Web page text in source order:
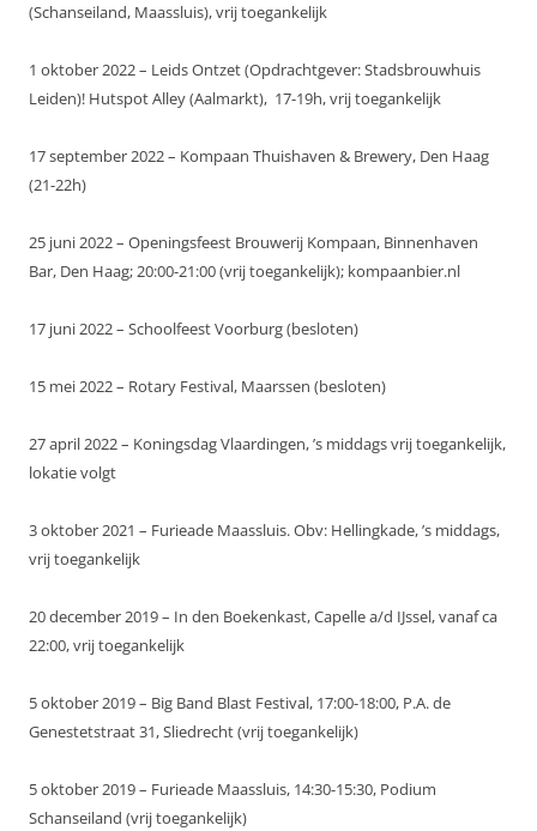
(Schanseiland, Maassluis), vrij toegankelijk
1 oktober 2022 – Leids Ontzet (Opdrachtgever: Stadsbrouwhuis
Leiden)! Hutspot Alley (Aalmarkt), 17-19h, vrij toegankelijk
17 september 2022 – Kompaan Thuishaven & Brewery, Den Haag
(21-22h)
25 juni 2022 – Openingsfeest Brouwerij Kompaan, Binnenhaven
Bar, Den Haag; 20:00-21:00 (vrij toegankelijk); kompaanbier.nl
17 juni 2022 – Schoolfeest Voorburg (besloten)
15 mei 2022 – Rotary Festival, Maarssen (besloten)
27 april 2022 – Koningsdag Vlaardingen, ’s middags vrij toegankelijk,
lokatie volgt
3 oktober 2021 – Furieade Maassluis. Obv: Hellingkade, ’s middags,
vrij toegankelijk
20 december 2019 – In den Boekenkast, Capelle a/d IJssel, vanaf ca
22:00, vrij toegankelijk
5 oktober 2019 – Big Band Blast Festival, 17:00-18:00, P.A. de
Genestetstraat 31, Sliedrecht (vrij toegankelijk)
5 oktober 2019 – Furieade Maassluis, 14:30-15:30, Podium
Schanseiland (vrij toegankelijk)